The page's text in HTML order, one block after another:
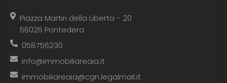
Piazza Martiri della Liberta - 20
56025 Pontedera
058756230
info@immobiliareaia.it
immobiliareaia@cgn.legalmail.it